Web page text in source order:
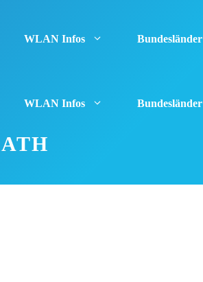
WLAN Infos Bundesländer
WLAN Infos Bundesländer